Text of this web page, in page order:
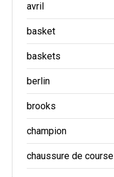
avril
basket
baskets
berlin
brooks
champion
chaussure de course